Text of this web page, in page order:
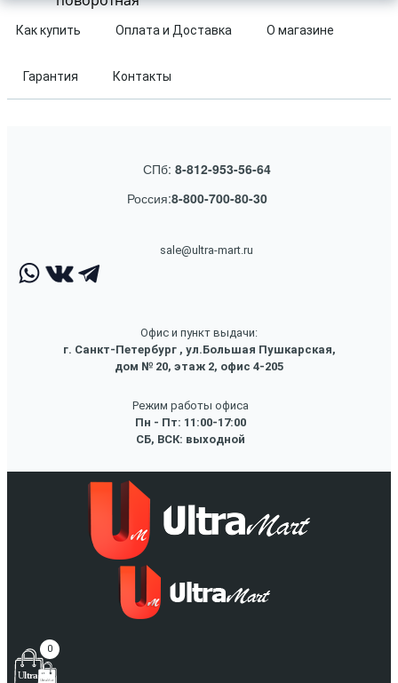
Как купить Оплата и Доставка О магазине
Гарантия Контакты
СПб: 8-812-953-56-64
Россия:8-800-700-80-30
sale@ultra-mart.ru
Офис и пункт выдачи:
г. Санкт-Петербург , ул.Большая Пушкарская,
дом № 20, этаж 2, офис 4-205
Режим работы офиса
Пн - Пт: 11:00-17:00
СБ, ВСК: выходной
0